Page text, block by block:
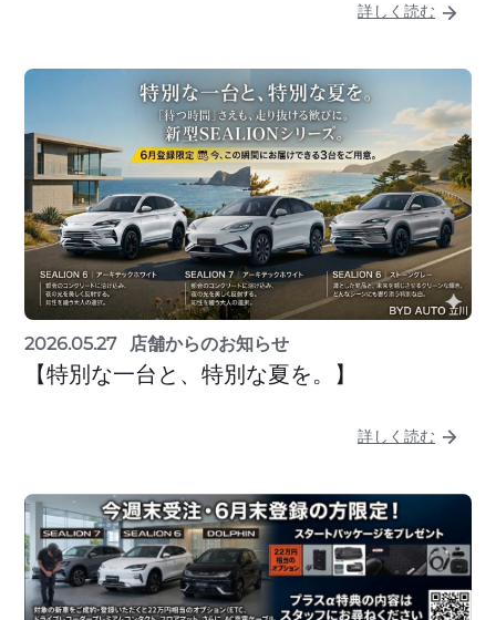
詳しく読む
2026.05.27 店舗からのお知らせ
【特別な一台と、特別な夏を。】
詳しく読む